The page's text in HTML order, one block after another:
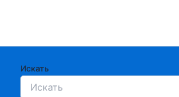
Искать